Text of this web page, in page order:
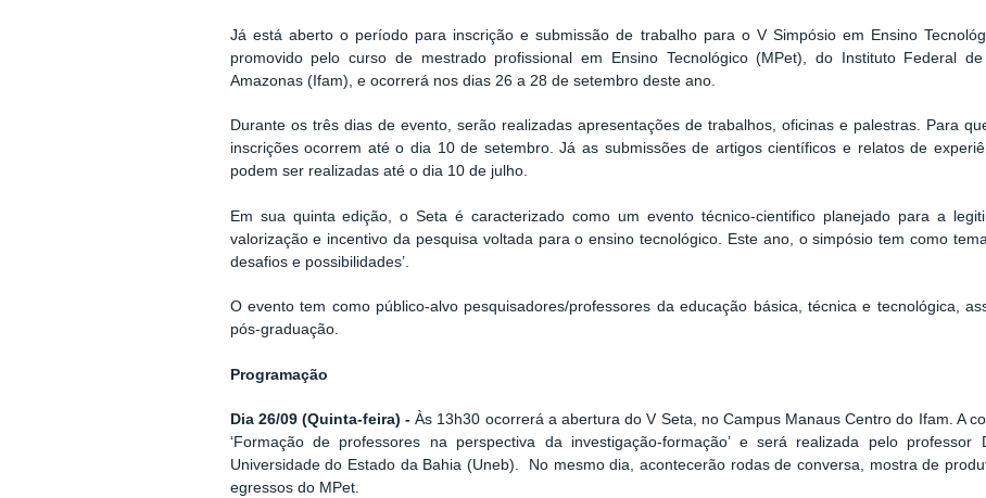
Já está aberto o período para inscrição e submissão de trabalho para o V Simpósio em Ensino
promovido pelo curso de mestrado profissional em Ensino Tecnológico (MPet), do Instituto Federal
Amazonas (Ifam), e ocorrerá nos dias 26 a 28 de setembro deste ano.
Durante os três dias de evento, serão realizadas apresentações de trabalhos, oficinas e palestras. Para
inscrições ocorrem até o dia 10 de setembro. Já as submissões de artigos científicos e relatos de
podem ser realizadas até o dia 10 de julho.
Em sua quinta edição, o Seta é caracterizado como um evento técnico-cientifico planejado para a
valorização e incentivo da pesquisa voltada para o ensino tecnológico. Este ano, o simpósio tem como
desafios e possibilidades’.
O evento tem como público-alvo pesquisadores/professores da educação básica, técnica e tecnológica,
pós-graduação.
Programação
Dia 26/09 (Quinta-feira) -Às 13h30 ocorrerá a abertura do V Seta, no Campus Manaus Centro do Ifam. A
‘Formação de professores na perspectiva da investigação-formação’ e será realizada pelo
Universidade do Estado da Bahia (Uneb). No mesmo dia, acontecerão rodas de conversa, mostra de
egressos do MPet.